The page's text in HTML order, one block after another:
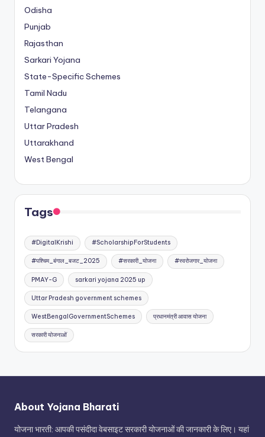
Odisha
Punjab
Rajasthan
Sarkari Yojana
State-Specific Schemes
Tamil Nadu
Telangana
Uttar Pradesh
Uttarakhand
West Bengal
Tags
#DigitalKrishi #ScholarshipForStudents
#पश्चिम_बंगाल_बजट_2025 #सरकारी_योजना #स्वरोजगार_योजना
PMAY-G sarkari yojana 2025 up
Uttar Pradesh government schemes
WestBengalGovernmentSchemes प्रधानमंत्री आवास योजना
सरकारी योजनाओं
About Yojana Bharati
योजना भारती: आपकी पसंदीदा वेबसाइट सरकारी योजनाओं की जानकारी के लिए। यहां